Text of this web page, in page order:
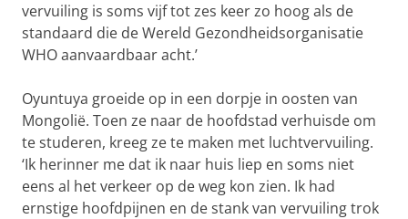
vervuiling is soms vijf tot zes keer zo hoog als de
standaard die de Wereld Gezondheidsorganisatie
WHO aanvaardbaar acht.’
Oyuntuya groeide op in een dorpje in oosten van
Mongolië. Toen ze naar de hoofdstad verhuisde om
te studeren, kreeg ze te maken met luchtvervuiling.
‘Ik herinner me dat ik naar huis liep en soms niet
eens al het verkeer op de weg kon zien. Ik had
ernstige hoofdpijnen en de stank van vervuiling trok